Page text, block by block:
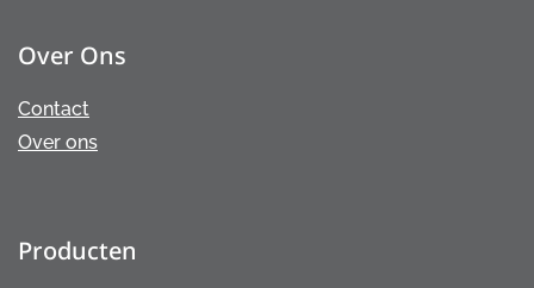
Over Ons
Contact
Over ons
Producten